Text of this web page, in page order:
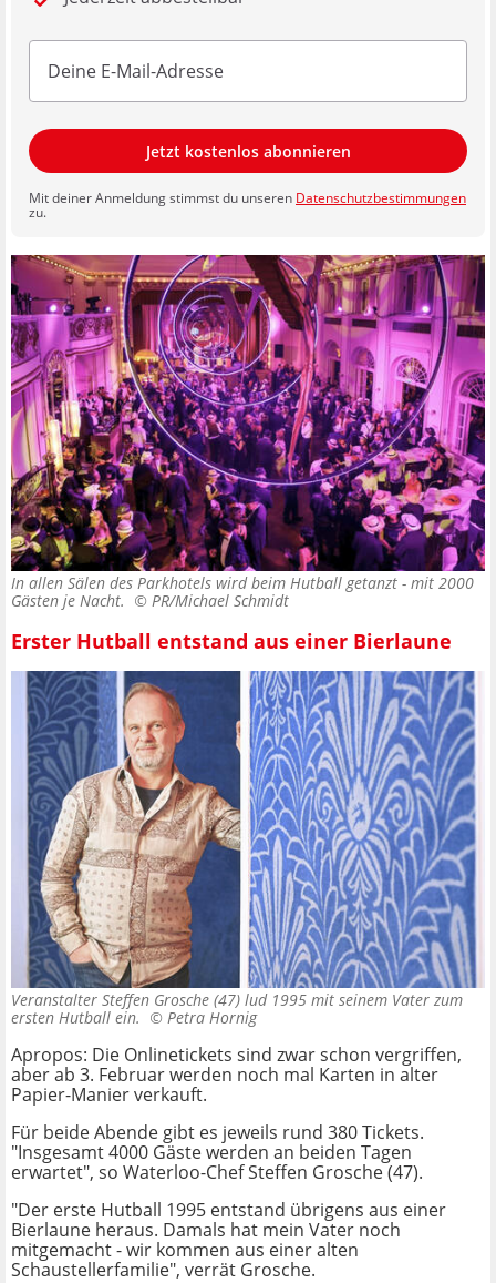
Jetzt kostenlos abonnieren
Mit deiner Anmeldung stimmst du unseren Datenschutzbestimmungen
zu.
In allen Sälen des Parkhotels wird beim Hutball getanzt - mit 2000
Gästen je Nacht. © PR/Michael Schmidt
Erster Hutball entstand aus einer Bierlaune
Veranstalter Steffen Grosche (47) lud 1995 mit seinem Vater zum
ersten Hutball ein. © Petra Hornig
Apropos: Die Onlinetickets sind zwar schon vergriffen,
aber ab 3. Februar werden noch mal Karten in alter
Papier-Manier verkauft.
Für beide Abende gibt es jeweils rund 380 Tickets.
"Insgesamt 4000 Gäste werden an beiden Tagen
erwartet", so Waterloo-Chef Steffen Grosche (47).
"Der erste Hutball 1995 entstand übrigens aus einer
Bierlaune heraus. Damals hat mein Vater noch
mitgemacht - wir kommen aus einer alten
Schaustellerfamilie", verrät Grosche.